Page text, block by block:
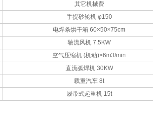
其它机械费
手提砂轮机 φ150
电焊条烘干箱 60×50×75cm
轴流风机 7.5KW
空气压缩机 (机动)>6m3/min
直流弧焊机 30KW
载重汽车 8t
履带式起重机 15t